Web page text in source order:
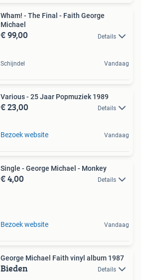
Wham! - The Final - Faith George
Michael
€ 99,00 Details
Schijndel Vandaag
Various - 25 Jaar Popmuziek 1989
€ 23,00 Details
Bezoek website Vandaag
Single - George Michael - Monkey
€ 4,00 Details
Bezoek website Vandaag
George Michael Faith vinyl album 1987
Bieden Details